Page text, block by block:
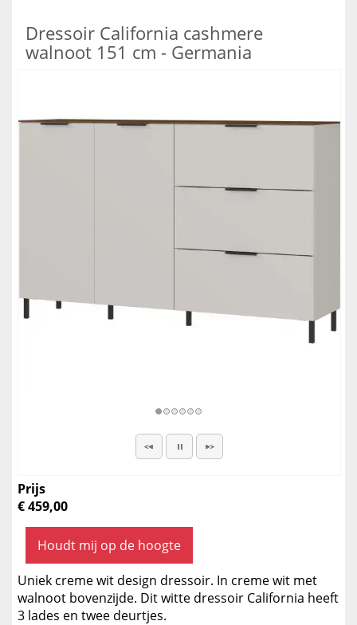
Dressoir California cashmere
walnoot 151 cm - Germania
Prijs
€ 459,00
Houdt mij op de hoogte
Uniek creme wit design dressoir. In creme wit met
walnoot bovenzijde. Dit witte dressoir California heeft
3 lades en twee deurtjes.